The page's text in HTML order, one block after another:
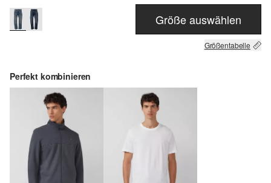
Größe auswählen
Größentabelle
Perfekt kombinieren